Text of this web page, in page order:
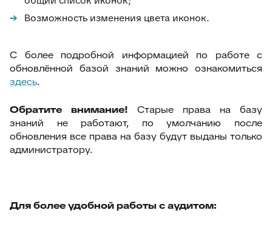
Возможность изменения цвета иконок.
С более подробной информацией по работе с
обновлённой базой знаний можно ознакомиться
здесь.
Обратите внимание! Старые права на базу
знаний не работают, по умолчанию после
обновления все права на базу будут выданы только
администратору.
Для более удобной работы с аудитом: